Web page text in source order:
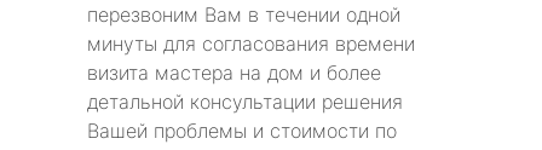
перезвоним Вам в течении одной
минуты для согласования времени
визита мастера на дом и более
детальной консультации решения
Вашей проблемы и стоимости по